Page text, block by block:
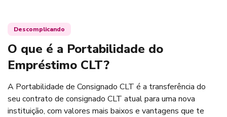
Descomplicando
O que é a Portabilidade do
Empréstimo CLT?
A Portabilidade de Consignado CLT é a transferência do
seu contrato de consignado CLT atual para uma nova
instituição, com valores mais baixos e vantagens que te